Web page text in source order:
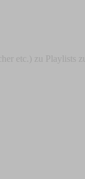
etc.) zu Playlists